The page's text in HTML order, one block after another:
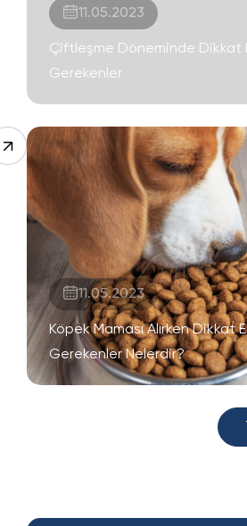
11.05.2023
Çiftleşme Döneminde Dikkat
Gerekenler
11.05.2023
Köpek Maması Alırken Dikkat
Gerekenler Nelerdir?